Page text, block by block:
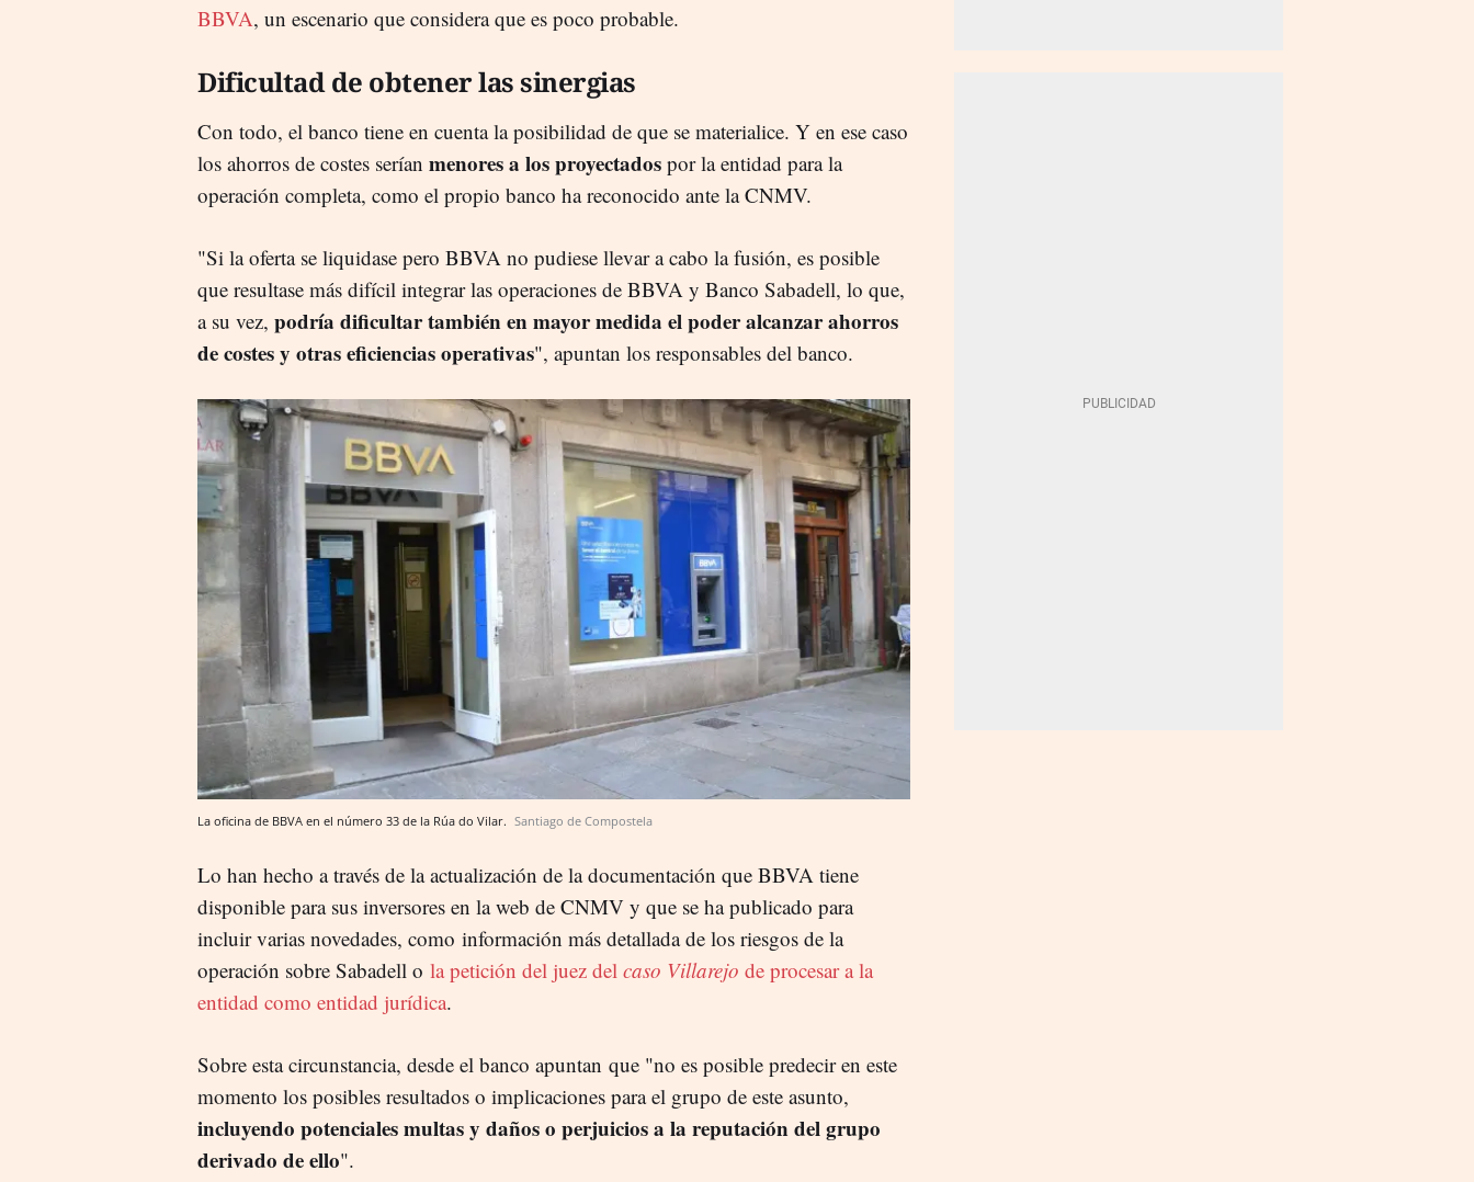
BBVA, un escenario que considera que es poco probable.
Dificultad de obtener las sinergias
Con todo, el banco tiene en cuenta la posibilidad de que se materialice. Y en ese caso
los ahorros de costes serían menores a los proyectados por la entidad para la
operación completa, como el propio banco ha reconocido ante la CNMV.
"Si la oferta se liquidase pero BBVA no pudiese llevar a cabo la fusión, es posible
que resultase más difícil integrar las operaciones de BBVA y Banco Sabadell, lo que,
a su vez, podría dificultar también en mayor medida el poder alcanzar ahorros
de costes y otras eficiencias operativas", apuntan los responsables del banco.
La oficina de BBVA en el número 33 de la Rúa do Vilar. Santiago de Compostela
Lo han hecho a través de la actualización de la documentación que BBVA tiene
disponible para sus inversores en la web de CNMV y que se ha publicado para
incluir varias novedades, como información más detallada de los riesgos de la
operación sobre Sabadell o la petición del juez del caso Villarejo de procesar a la
entidad como entidad jurídica.
Sobre esta circunstancia, desde el banco apuntan que "no es posible predecir en este
momento los posibles resultados o implicaciones para el grupo de este asunto,
incluyendo potenciales multas y daños o perjuicios a la reputación del grupo
derivado de ello".